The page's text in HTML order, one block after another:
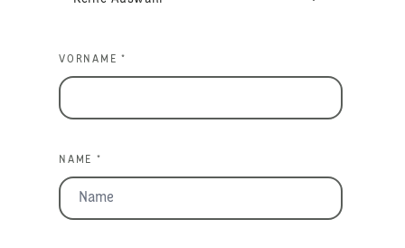
VORNAME *
NAME *